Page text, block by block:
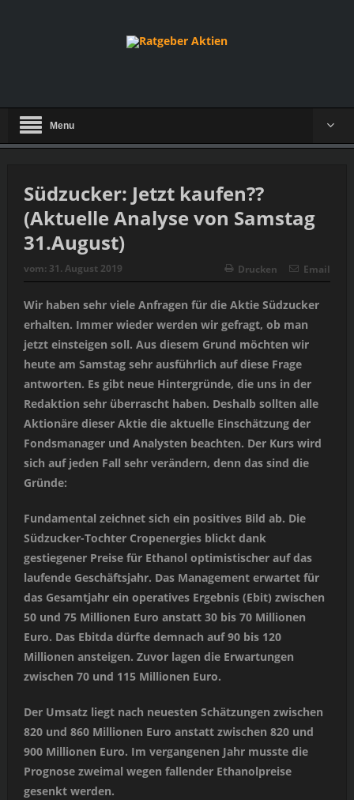
Menu
Südzucker: Jetzt kaufen??
(Aktuelle Analyse von Samstag
31.August)
vom: 31. August 2019 Drucken Email
Wir haben sehr viele Anfragen für die Aktie Südzucker
erhalten. Immer wieder werden wir gefragt, ob man
jetzt einsteigen soll. Aus diesem Grund möchten wir
heute am Samstag sehr ausführlich auf diese Frage
antworten. Es gibt neue Hintergründe, die uns in der
Redaktion sehr überrascht haben. Deshalb sollten alle
Aktionäre dieser Aktie die aktuelle Einschätzung der
Fondsmanager und Analysten beachten. Der Kurs wird
sich auf jeden Fall sehr verändern, denn das sind die
Gründe:
Fundamental zeichnet sich ein positives Bild ab. Die
Südzucker-Tochter Cropenergies blickt dank
gestiegener Preise für Ethanol optimistischer auf das
laufende Geschäftsjahr. Das Management erwartet für
das Gesamtjahr ein operatives Ergebnis (Ebit) zwischen
50 und 75 Millionen Euro anstatt 30 bis 70 Millionen
Euro. Das Ebitda dürfte demnach auf 90 bis 120
Millionen ansteigen. Zuvor lagen die Erwartungen
zwischen 70 und 115 Millionen Euro.
Der Umsatz liegt nach neuesten Schätzungen zwischen
820 und 860 Millionen Euro anstatt zwischen 820 und
900 Millionen Euro. Im vergangenen Jahr musste die
Prognose zweimal wegen fallender Ethanolpreise
gesenkt werden.